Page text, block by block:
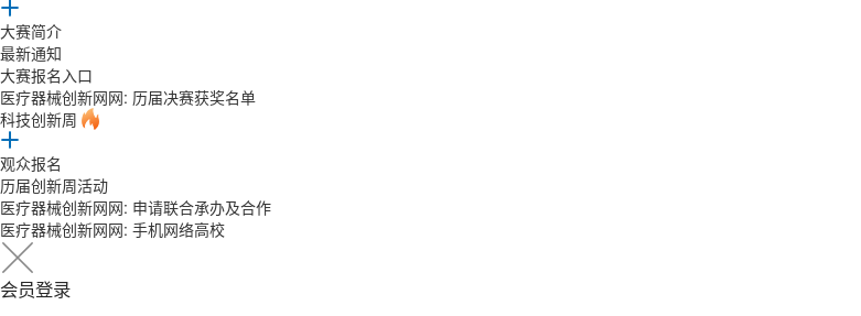
大赛简介
最新通知
大赛报名入口
医疗器械创新网网: 历届决赛获奖名单
科技创新周
观众报名
历届创新周活动
医疗器械创新网网: 申请联合承办及合作
医疗器械创新网网: 手机网络高校
会员登录